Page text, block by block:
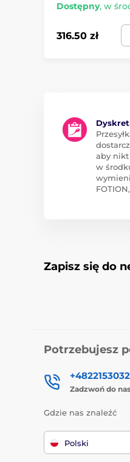
Dostępny, w
316.50 zł
aby nikt
w
Zapisz się do
Potrzebujesz
Zadzwoń do nas
Gdzie nas znaleźć
Polski